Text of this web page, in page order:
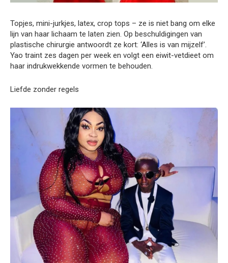
Topjes, mini-jurkjes, latex, crop tops – ze is niet bang om elke
lijn van haar lichaam te laten zien. Op beschuldigingen van
plastische chirurgie antwoordt ze kort: ‘Alles is van mijzelf’.
Yao traint zes dagen per week en volgt een eiwit-vetdieet om
haar indrukwekkende vormen te behouden.
Liefde zonder regels